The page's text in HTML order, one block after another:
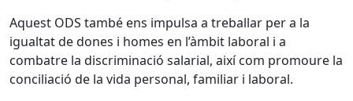
Aquest ODS també ens impulsa a treballar per a la
igualtat de dones i homes en l’àmbit laboral i a
combatre la discriminació salarial, així com promoure la
conciliació de la vida personal, familiar i laboral.